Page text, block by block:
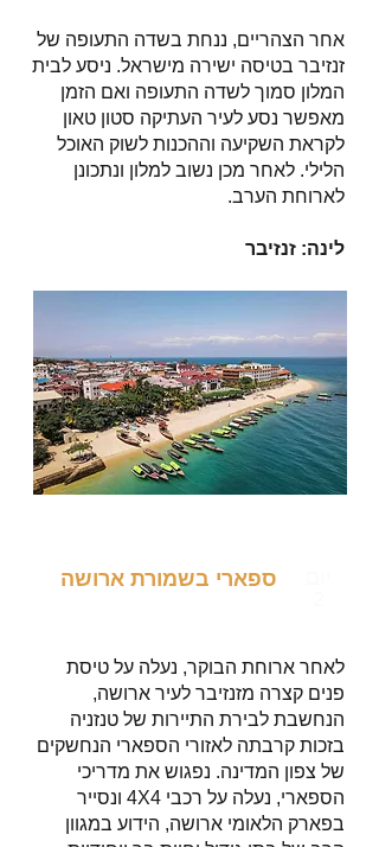
אחר הצהריים, ננחת בשדה התעופה של
זנזיבר בטיסה ישירה מישראל. ניסע לבית
המלון סמוך לשדה התעופה ואם הזמן
מאפשר נסע לעיר העתיקה סטון טאון
לקראת השקיעה וההכנות לשוק האוכל
הלילי. לאחר מכן נשוב למלון ונתכונן
לארוחת הערב.
לינה: זנזיבר
ספארי בשמורת ארושה
לאחר ארוחת הבוקר, נעלה על טיסת
פנים קצרה מזנזיבר לעיר ארושה,
הנחשבת לבירת התיירות של טנזניה
בזכות קרבתה לאזורי הספארי הנחשקים
של צפון המדינה. נפגוש את מדריכי
הספארי, נעלה על רכבי 4X4 ונסייר
בפארק הלאומי ארושה, הידוע במגוון